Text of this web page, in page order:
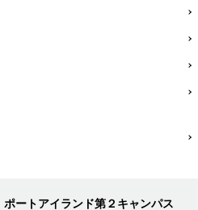
ポートアイランド第２キャンパス